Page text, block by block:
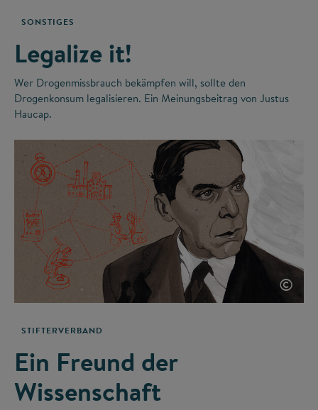
SONSTIGES
Legalize it!
Wer Drogenmissbrauch bekämpfen will, sollte den
Drogenkonsum legalisieren. Ein Meinungsbeitrag von Justus
Haucap.
©
STIFTERVERBAND
Ein Freund der
Wissenschaft